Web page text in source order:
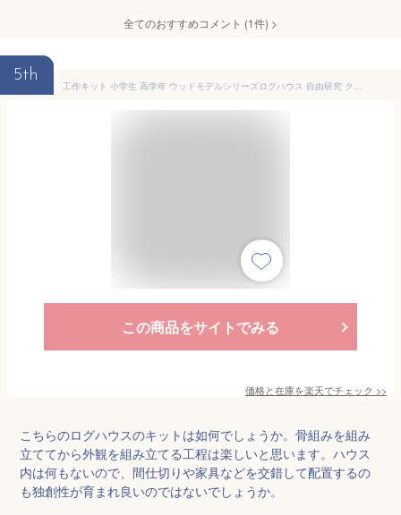
全てのおすすめコメント (1件) >
5th
工作キット 小学生 高学年 ウッドモデルシリーズログハウス 自由研究 クラフト 工作セット 工作 キット 手作り 夏 夏休み 低学年 大人 女の子 男の子 クラフト工作 ホビー クラフト 雑貨 玩具 学習 木製 ウッド 組立 【お取寄】 【アーテック】 【メール便不可】
この商品をサイトでみる
価格と在庫を楽天でチェック >>
こちらのログハウスのキットは如何でしょうか。骨組みを組み
立ててから外観を組み立てる工程は楽しいと思います。ハウス
内は何もないので、間仕切りや家具などを交錯して配置するの
も独創性が育まれ良いのではないでしょうか。